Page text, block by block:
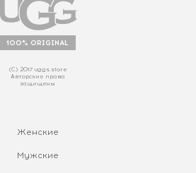
100% ORIGINAL
(С) 2017 uggs.store
Авторские права
защищены
Женские
Мужские